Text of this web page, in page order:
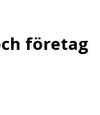
företag